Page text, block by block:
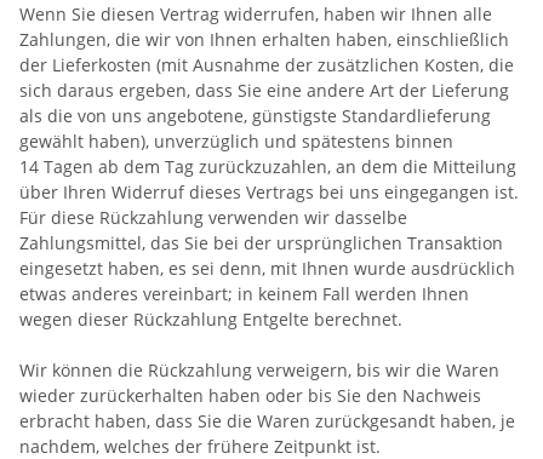
Wenn Sie diesen Vertrag widerrufen, haben wir Ihnen alle
Zahlungen, die wir von Ihnen erhalten haben, einschließlich
der Lieferkosten (mit Ausnahme der zusätzlichen Kosten, die
sich daraus ergeben, dass Sie eine andere Art der Lieferung
als die von uns angebotene, günstigste Standardlieferung
gewählt haben), unverzüglich und spätestens binnen
14 Tagen ab dem Tag zurückzuzahlen, an dem die Mitteilung
über Ihren Widerruf dieses Vertrags bei uns eingegangen ist.
Für diese Rückzahlung verwenden wir dasselbe
Zahlungsmittel, das Sie bei der ursprünglichen Transaktion
eingesetzt haben, es sei denn, mit Ihnen wurde ausdrücklich
etwas anderes vereinbart; in keinem Fall werden Ihnen
wegen dieser Rückzahlung Entgelte berechnet.
Wir können die Rückzahlung verweigern, bis wir die Waren
wieder zurückerhalten haben oder bis Sie den Nachweis
erbracht haben, dass Sie die Waren zurückgesandt haben, je
nachdem, welches der frühere Zeitpunkt ist.